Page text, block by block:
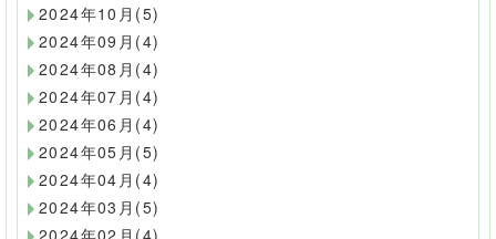
2024年10月(5)
2024年09月(4)
2024年08月(4)
2024年07月(4)
2024年06月(4)
2024年05月(5)
2024年04月(4)
2024年03月(5)
2024年02月(4)